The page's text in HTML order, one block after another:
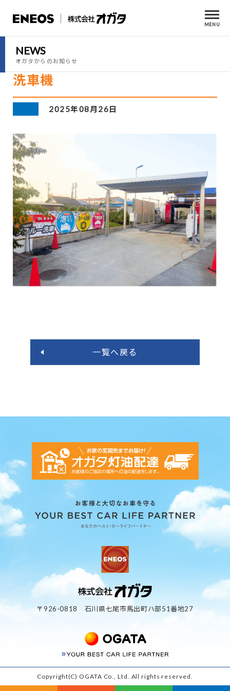
MENU
NEWS
オガタからのお知らせ
洗車機
2025年08月26日
一覧へ戻る
〒926-0818 石川県七尾市馬出町ハ部51番地27
Copyright(C) OGATA Co., Ltd. All rights reserved.